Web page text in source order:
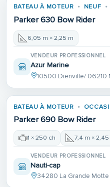
BATEAU À MOTEUR NEUF
Parker 630 Bow Rider
6,05 m × 2,25 m
VENDEUR PROFESSIONNEL
Azur Marine
10500 Dienville/ 06210
BATEAU À MOTEUR
Parker 690 Bow Rider
1 × 250 ch 7,4 m × 2,45
VENDEUR PROFESSIONNEL
Nauti-cap
34280 La Grande Motte